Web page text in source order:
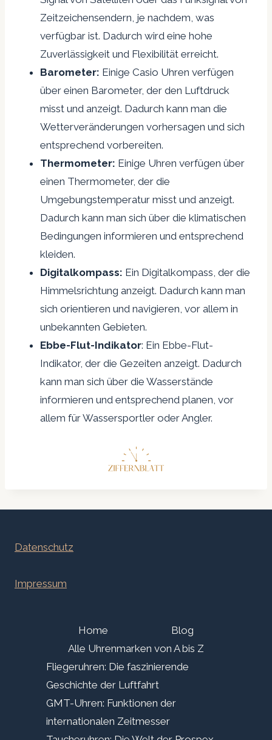
Zeitzeichensendern, je nachdem, was
verfügbar ist. Dadurch wird eine hohe
Zuverlässigkeit und Flexibilität erreicht.
Barometer: Einige Casio Uhren verfügen
über einen Barometer, der den Luftdruck
misst und anzeigt. Dadurch kann man die
Wetterveränderungen vorhersagen und sich
entsprechend vorbereiten.
Thermometer: Einige Uhren verfügen über
einen Thermometer, der die
Umgebungstemperatur misst und anzeigt.
Dadurch kann man sich über die klimatischen
Bedingungen informieren und entsprechend
kleiden.
Digitalkompass: Ein Digitalkompass, der die
Himmelsrichtung anzeigt. Dadurch kann man
sich orientieren und navigieren, vor allem in
unbekannten Gebieten.
Ebbe-Flut-Indikator: Ein Ebbe-Flut-
Indikator, der die Gezeiten anzeigt. Dadurch
kann man sich über die Wasserstände
informieren und entsprechend planen, vor
allem für Wassersportler oder Angler.
Datenschutz
Impressum
Home
Blog
Alle Uhrenmarken von A bis Z
Fliegeruhren: Die faszinierende
Geschichte der Luftfahrt
GMT-Uhren: Funktionen der
internationalen Zeitmesser